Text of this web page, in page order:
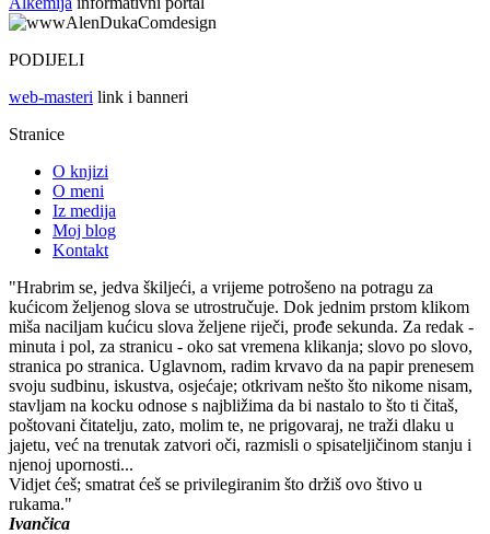
PODIJELI
web-masteri link i banneri
Stranice
O knjizi
O meni
Iz medija
Moj blog
Kontakt
"Hrabrim se, jedva škiljeći, a vrijeme potrošeno na potragu za
kućicom željenog slova se utrostručuje. Dok jednim prstom klikom
miša naciljam kućicu slova željene riječi, prođe sekunda. Za redak -
minuta i pol, za stranicu - oko sat vremena klikanja; slovo po slovo,
stranica po stranica. Uglavnom, radim krvavo da na papir prenesem
svoju sudbinu, iskustva, osjećaje; otkrivam nešto što nikome nisam,
stavljam na kocku odnose s najbližima da bi nastalo to što ti čitaš,
poštovani čitatelju, zato, molim te, ne prigovaraj, ne traži dlaku u
jajetu, već na trenutak zatvori oči, razmisli o spisateljičinom stanju i
njenoj upornosti...
Vidjet ćeš; smatrat ćeš se privilegiranim što držiš ovo štivo u
rukama."
Ivančica